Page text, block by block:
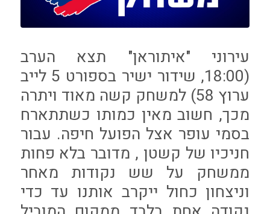
עירוני "איתוראן" תצא הערב
(18:00, שידור ישיר בספורט 5 לייב
ערוץ 58) למשחק קשה מאוד ויתרה
מכך, חשוב מאין כמותו כשתתארח
בסמי עופר אצל הפועל חיפה. עבור
חניכיו של קשטן , מדובר בלא פחות
ממשחק על שש נקודות מאחר
וניצחון כחול ייקרב אותנו עד כדי